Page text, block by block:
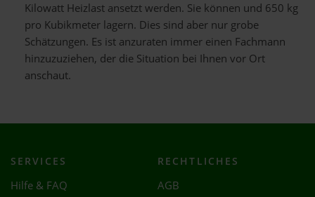
Kilowatt Heizlast ansetzt werden. Sie können und 650 kg
pro Kubikmeter lagern. Dies sind aber nur grobe
Schätzungen. Es ist anzuraten immer einen Fachmann
hinzuzuziehen, der die Situation bei Ihnen vor Ort
anschaut.
SERVICES
Hilfe & FAQ
RECHTLICHES
AGB